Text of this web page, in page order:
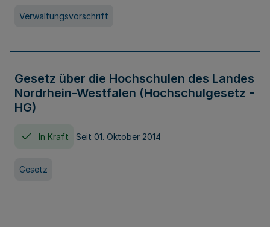
Verwaltungsvorschrift
Gesetz über die Hochschulen des Landes
Nordrhein-Westfalen (Hochschulgesetz -
HG)
In Kraft Seit 01. Oktober 2014
Gesetz